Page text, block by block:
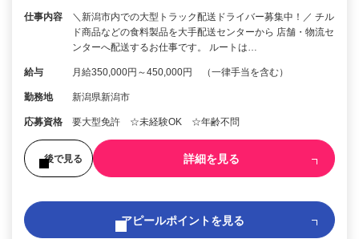
仕事内容
＼新潟市内での大型トラック配送ドライバー募集中！／ チル
ド商品などの食料製品を大手配送センターから 店舗・物流セ
ンターへ配送するお仕事です。 ルートは…
給与 月給350,000円～450,000円 （一律手当を含む）
勤務地 新潟県新潟市
応募資格 要大型免許 ☆未経験OK ☆年齢不問
後で見る 詳細を見る
アピールポイントを見る